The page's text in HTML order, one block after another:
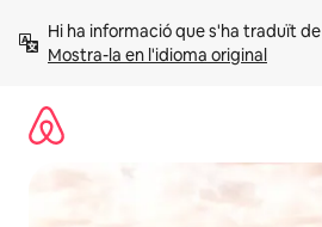
Mostra-la en l'idioma original